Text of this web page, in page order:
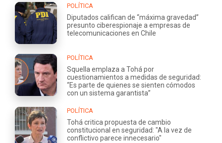
POLÍTICA
Diputados califican de “máxima gravedad”
presunto ciberespionaje a empresas de
telecomunicaciones en Chile
POLÍTICA
Squella emplaza a Tohá por
cuestionamientos a medidas de seguridad:
“Es parte de quienes se sienten cómodos
con un sistema garantista”
POLÍTICA
Tohá critica propuesta de cambio
constitucional en seguridad: "A la vez de
conflictivo parece innecesario"